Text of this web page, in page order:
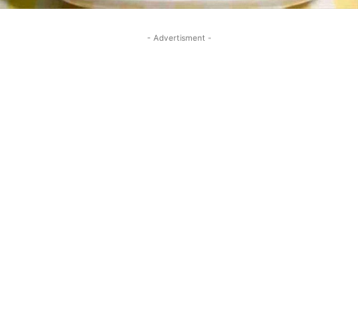
- Advertisment -